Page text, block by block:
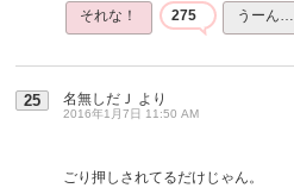
それな！ 275 うーん…
25 名無しだＪ より
2016年1月7日 11:50 AM
ごり押しされてるだけじゃん。